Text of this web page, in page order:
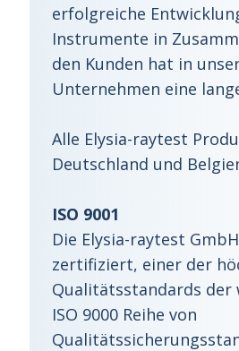
erfolgreiche
Instrumente in
den Kunden hat in
Unternehmen eine
Alle Elysia-raytest
Deutschland und
ISO 9001
Die Elysia-raytest
zertifiziert, einer der
Qualitätsstandards der
ISO 9000 Reihe von